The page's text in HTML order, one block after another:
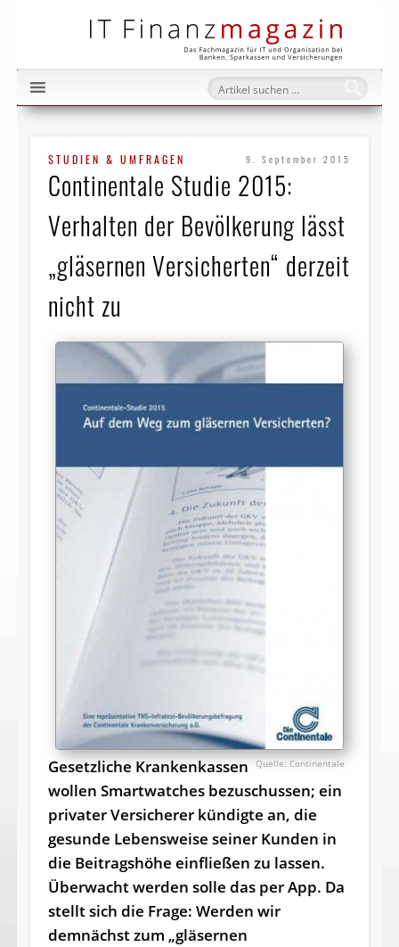
STUDIEN & UMFRAGEN 9. September 2015
Continentale Studie 2015:
Verhalten der Bevölkerung lässt
„gläsernen Versicherten“ derzeit
nicht zu
Continentale
Gesetzliche Krankenkassen
wollen Smartwatches bezuschussen; ein
privater Versicherer kündigte an, die
gesunde Lebensweise seiner Kunden in
die Beitragshöhe einfließen zu lassen.
Überwacht werden solle das per App. Da
stellt sich die Frage: Werden wir
demnächst zum „gläsernen